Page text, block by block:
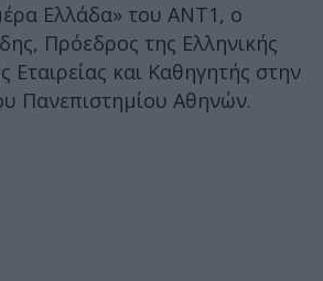
Ελλάδα» του ΑΝΤ1, ο
Πρόεδρος της Ελληνικής
Εταιρείας και Καθηγητής στην
Πανεπιστημίου Αθηνών.